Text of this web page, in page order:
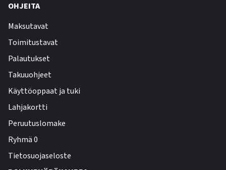
OHJEITA
Maksutavat
Toimitustavat
Palautukset
Takuuohjeet
Käyttöoppaat ja tuki
Lahjakortti
Peruutuslomake
Ryhmä 0
Tietosuojaseloste